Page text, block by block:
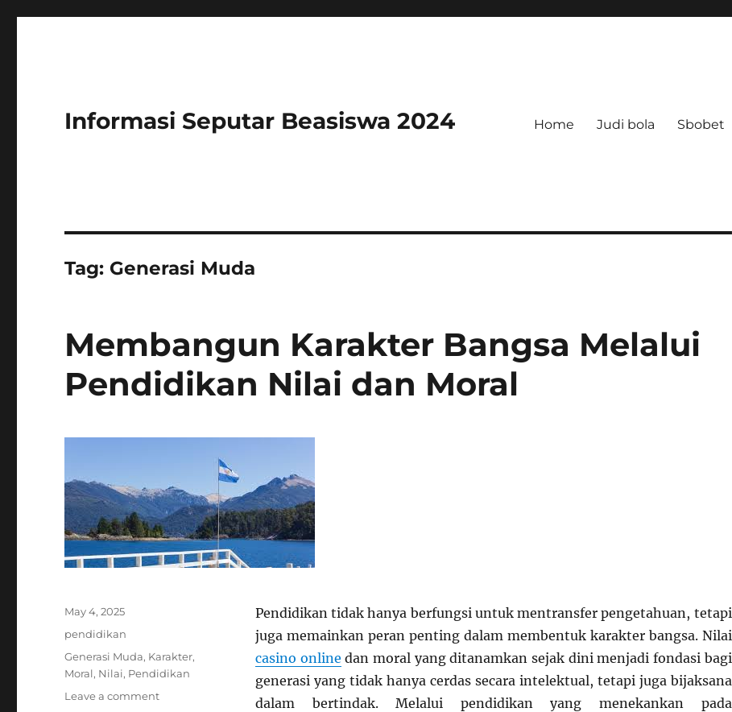
Informasi Seputar Beasiswa 2024 Home Judi bola Sbobet
Tag: Generasi Muda
Membangun Karakter Bangsa Melalui
Pendidikan Nilai dan Moral
Pendidikan tidak hanya berfungsi untuk mentransfer pengetahuan, tetapi
juga memainkan peran penting dalam membentuk karakter bangsa. Nilai
casino online dan moral yang ditanamkan sejak dini menjadi fondasi bagi
generasi yang tidak hanya cerdas secara intelektual, tetapi juga bijaksana
dalam bertindak. Melalui pendidikan yang menekankan pada
Posted
May 4, 2025
Categories
pendidikan
Tags
Generasi Muda, Karakter,
Moral, Nilai, Pendidikan
Leave a commenton